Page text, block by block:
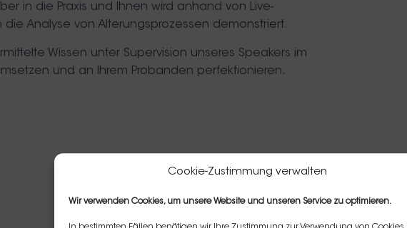
Cookie-Zustimmung verwalten
Wir verwenden Cookies, um unsere Website und unseren Service zu optimieren.
in die Praxis und Ihnen wird anhand von Live-
Analyse von Alterungsprozessen demonstriert.
Wissen unter Supervision unseres Speakers im
und an Ihrem Probanden perfektionieren.